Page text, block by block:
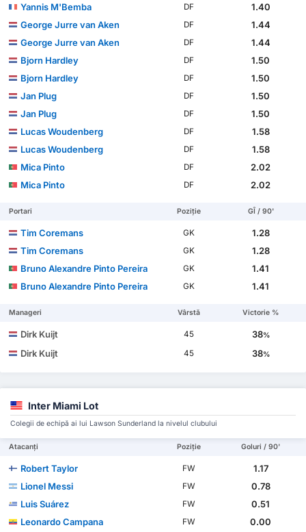
Yannis M'Bemba
DF
1.40
George Jurre van Aken
DF
1.44
George Jurre van Aken
DF
1.44
Bjorn Hardley
DF
1.50
Bjorn Hardley
DF
1.50
Jan Plug
DF
1.50
Jan Plug
DF
1.50
Lucas Woudenberg
DF
1.58
Lucas Woudenberg
DF
1.58
Mica Pinto
DF
2.02
Mica Pinto
DF 2.02
Portari Poziție GÎ / 90'
Tim Coremans GK
1.28
Tim Coremans
GK
1.28
Bruno Alexandre Pinto Pereira
GK
1.41
Bruno Alexandre Pinto Pereira
GK 1.41
Manageri Vârstă Victorie %
Dirk Kuijt 45 38%
Dirk Kuijt 45 38%
Inter Miami Lot
Colegii de echipă ai lui Lawson Sunderland la nivelul clubului
Atacanți Poziție Goluri / 90'
Robert Taylor FW
1.17
Lionel Messi
FW
0.78
Luis Suárez
FW
0.51
Leonardo Campana
FW
0.00